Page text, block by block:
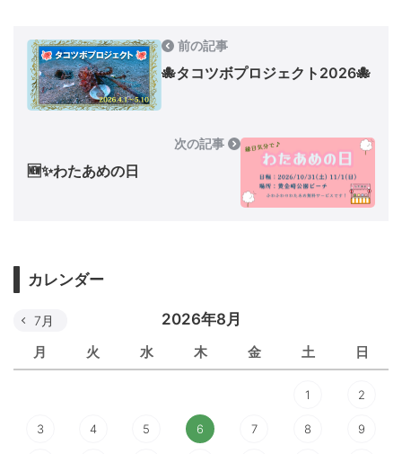
前の記事
🐙タコツボプロジェクト2026🐙
次の記事
🆕✨わたあめの日
カレンダー
2026年8月
月 火 水 木 金 土 日
7月
1 2
3 4 5 6 7 8 9